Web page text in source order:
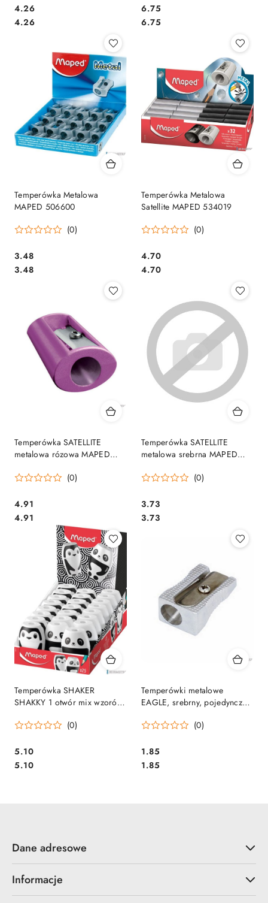
Cena:
4.26
Cena:
4.26
Cena:
6.75
Cena:
6.75
Temperówka Metalowa
MAPED 506600
(0)
Cena:
3.48
Cena:
3.48
Temperówka Metalowa
Satellite MAPED 534019
(0)
Cena:
4.70
Cena:
4.70
Temperówka SATELLITE
metalowa rózowa MAPED
(0)
Cena:
4.91
Cena:
4.91
Temperówka SATELLITE
metalowa srebrna MAPED
(0)
Cena:
3.73
Cena:
3.73
Temperówka SHAKER
SHAKKY 1 otwór mix wzorów
(0)
Cena:
5.10
Cena:
5.10
Temperówki metalowe
EAGLE, srebrny, pojedyncze
(0)
Cena:
1.85
Cena:
1.85
Dane adresowe
Informacje